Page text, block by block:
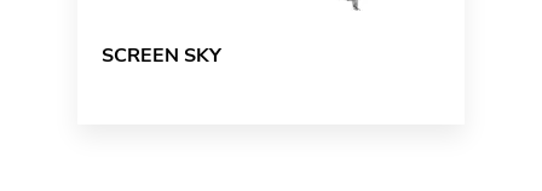
SCREEN SKY